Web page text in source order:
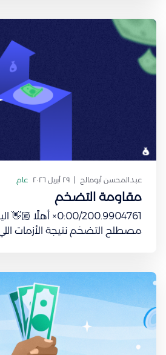
الأسهم في العالم كانت تعتمد
بوعد واضح: “تعال شاركنا
عبدالمحسن أبومالح ٢٩ أبريل ٢٠٢٦ عام
مقاومة التضخم
0:00/
مصطلح التضخم نتيجة الأزمات
بيمديك تعبي سيارتك بنزين فل
وتجيب مقاضي للبيت معك